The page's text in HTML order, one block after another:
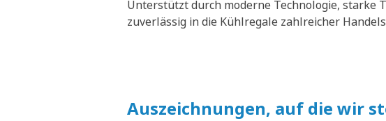
Unterstützt durch moderne Technologie, starke
zuverlässig in die Kühlregale zahlreicher
Auszeichnungen, auf die wir